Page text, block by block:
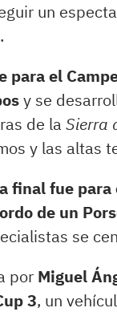
un
.
para el
y se
de la Sierra
y las altas
final fue para
de un
se
por Miguel
3, un